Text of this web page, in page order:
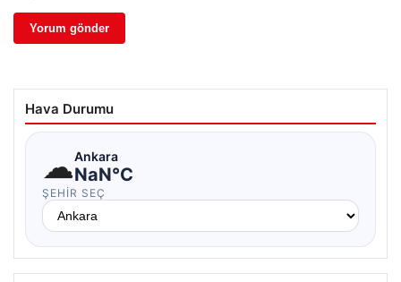
Hava Durumu
☁Ankara
NaN°C
ŞEHIR SEÇ